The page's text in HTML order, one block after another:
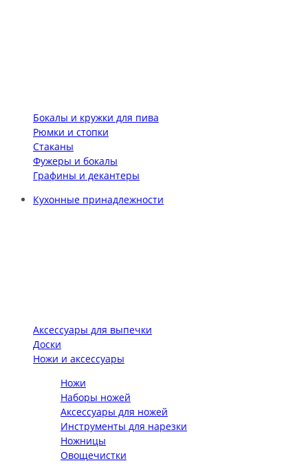
Бокалы и кружки для пива
Рюмки и стопки
Стаканы
Фужеры и бокалы
Графины и декантеры
Кухонные принадлежности
Аксессуары для выпечки
Доски
Ножи и аксессуары
Ножи
Наборы ножей
Аксессуары для ножей
Инструменты для нарезки
Ножницы
Овощечистки